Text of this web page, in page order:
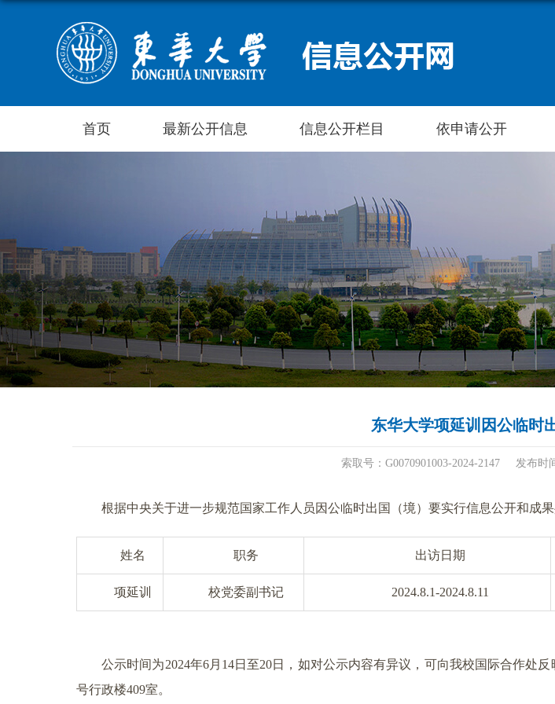
首页 最新公开信息 信息公开栏目 依申请公开
东华大学项延训因公临时
索取号：G0070901003-2024-2147 发布时
根据中央关于进一步规范国家工作人员因公临时出国（境）要实行信息公开和成
姓名 职务 出访日期
项延训 校党委副书记 2024.8.1-2024.8.11
公示时间为2024年6月14日至20日，如对公示内容有异议，可向我校国际合作处
号行政楼409室。